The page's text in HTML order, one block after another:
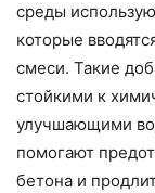
среды
которые
смеси. Такие
стойкими к
улучшающими
помогают
бетона и